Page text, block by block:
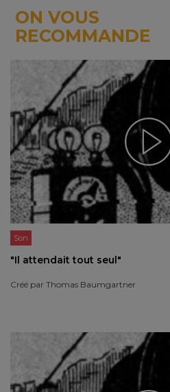
ON VOUS
RECOMMANDE
Son
"Il attendait tout seul"
Créé par Thomas Baumgartner